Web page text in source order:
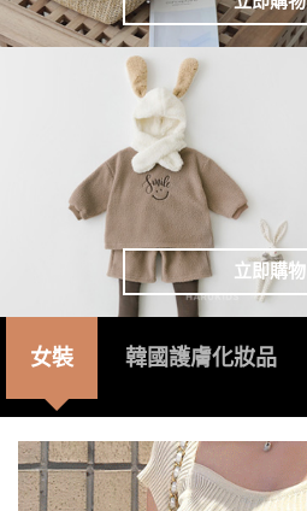
立即購物
女裝 韓國護膚化妝品